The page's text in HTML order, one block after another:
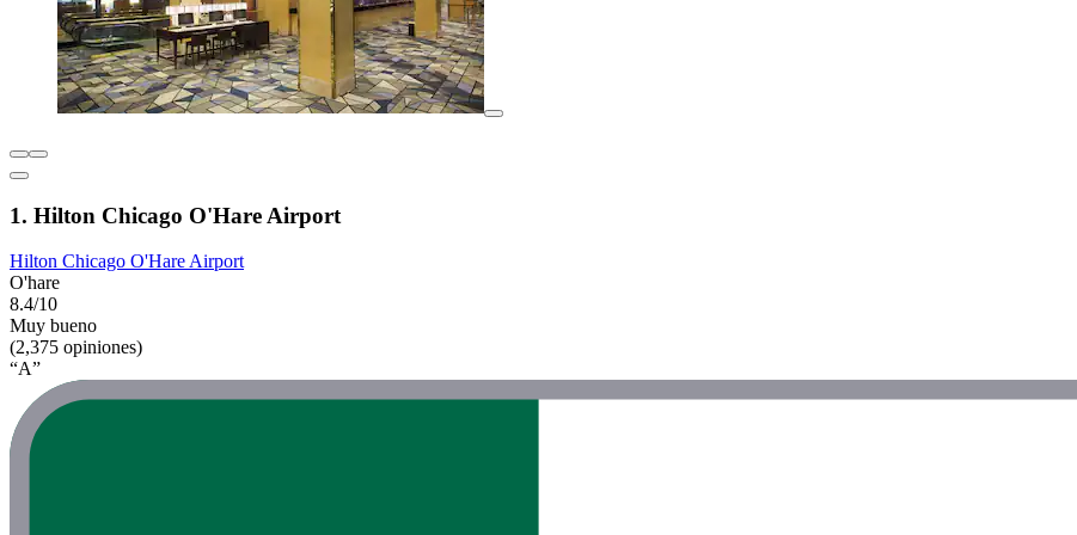
1. Hilton Chicago O'Hare Airport
Hilton Chicago O'Hare Airport
O'hare
8.4/10
Muy bueno
(2,375 opiniones)
“A”